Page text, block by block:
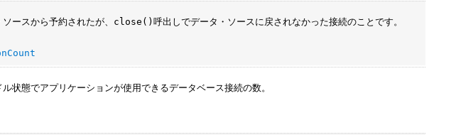
ースから予約されたが、 close()呼出しでデータ・ソースに戻されなかった接続のことです。
状態でアプリケーションが使用できるデータベース接続の数。